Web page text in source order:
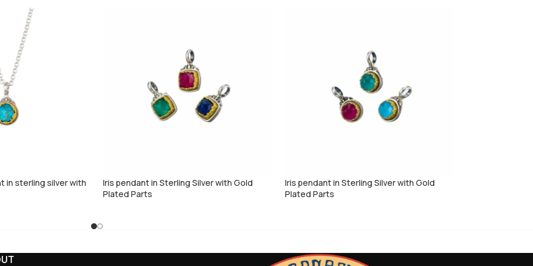
in sterling silver with
Iris pendant in Sterling Silver with Gold
Plated Parts
Iris pendant in Sterling Silver with Gold
Plated Parts